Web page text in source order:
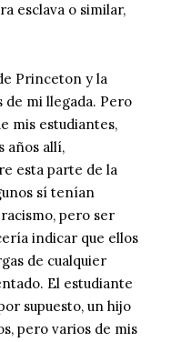
esclava o similar,
Princeton y la
mi llegada. Pero
mis estudiantes,
años allí,
esta parte de la
sí tenían
pero ser
indicar que ellos
de cualquier
El estudiante
supuesto, un hijo
pero varios de mis